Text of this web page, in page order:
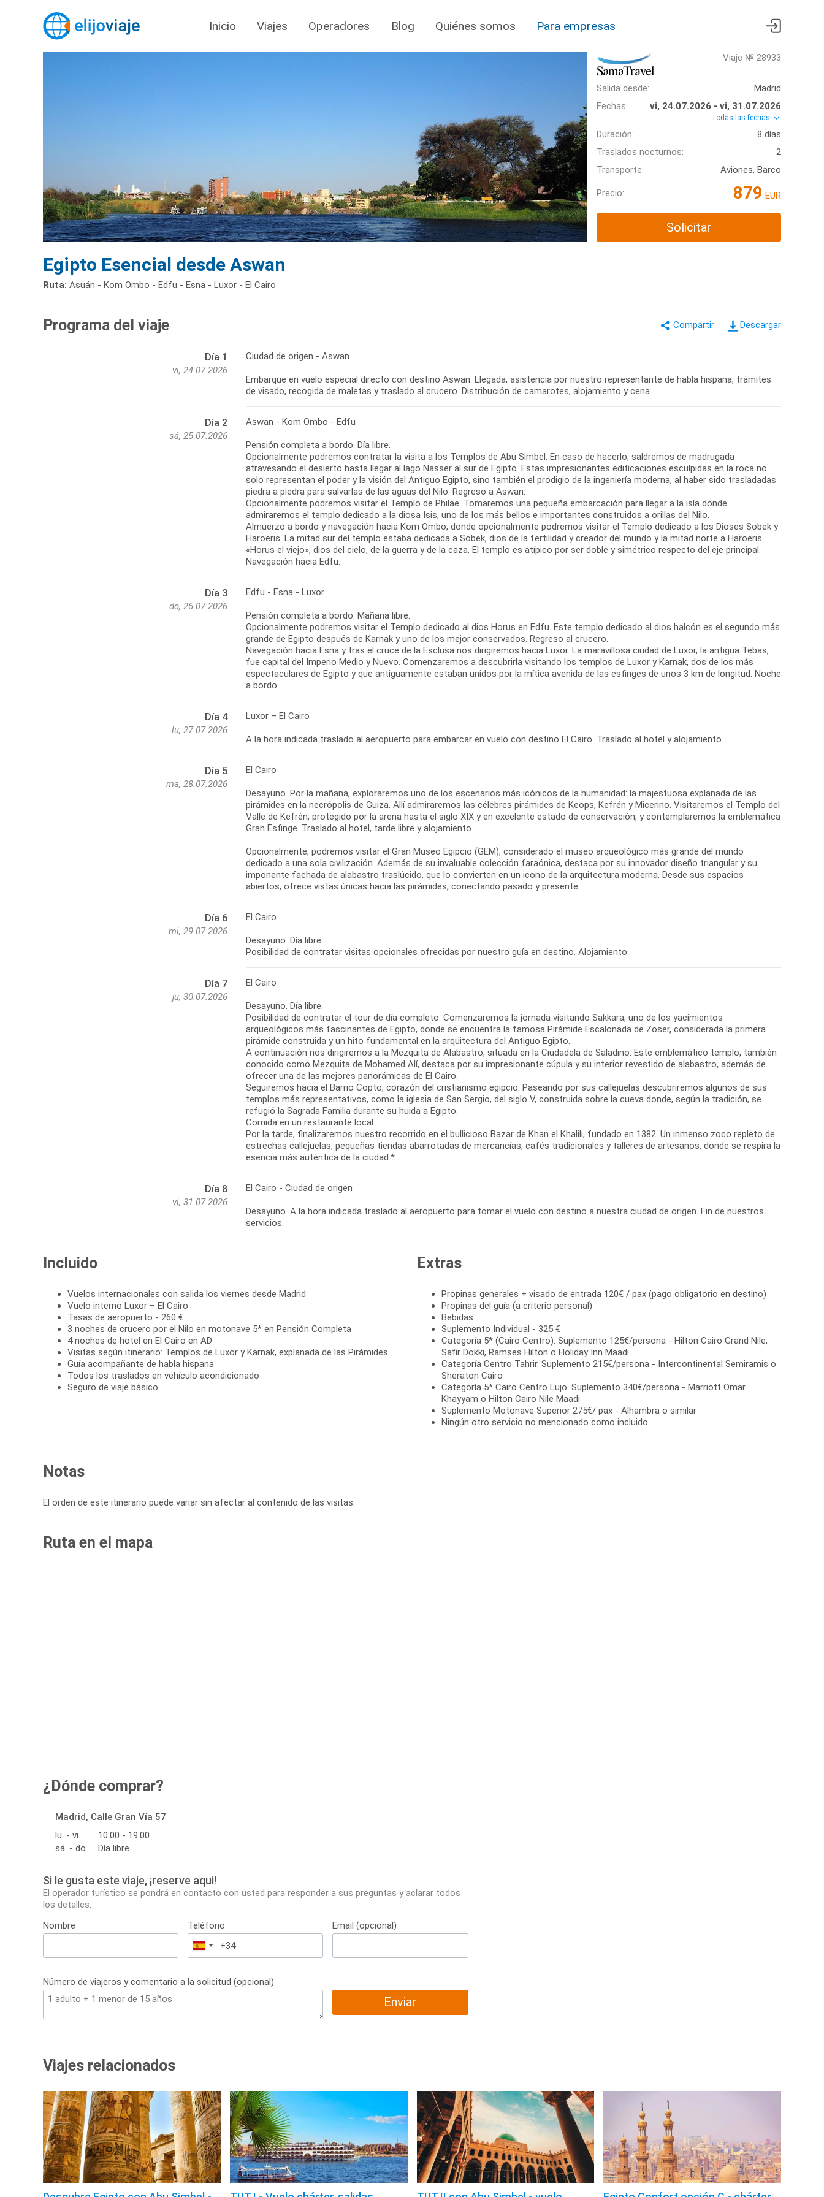
Inicio Viajes Operadores Blog Quiénes somos Para empresas
Viaje № 28933
Salida desde:
Madrid
Fechas:
vi, 24.07.2026 - vi, 31.07.2026
Todas las fechas
Duración:
8 días
Traslados nocturnos:
2
Transporte:
Aviones, Barco
Precio: 879 EUR
Solicitar
Egipto Esencial desde Aswan
Ruta: Asuán - Kom Ombo - Edfu - Esna - Luxor - El Cairo
Descargar
Programa del viaje
Día 1
vi, 24.07.2026
Ciudad de origen - Aswan
Embarque en vuelo especial directo con destino Aswan. Llegada, asistencia por nuestro representante de habla hispana, trámites
de visado, recogida de maletas y traslado al crucero. Distribución de camarotes, alojamiento y cena.
Día 2
sá, 25.07.2026
Aswan - Kom Ombo - Edfu
Pensión completa a bordo. Día libre.
Opcionalmente podremos contratar la visita a los Templos de Abu Simbel. En caso de hacerlo, saldremos de madrugada
atravesando el desierto hasta llegar al lago Nasser al sur de Egipto. Estas impresionantes edificaciones esculpidas en la roca no
solo representan el poder y la visión del Antiguo Egipto, sino también el prodigio de la ingeniería moderna, al haber sido trasladadas
piedra a piedra para salvarlas de las aguas del Nilo. Regreso a Aswan.
Opcionalmente podremos visitar el Templo de Philae. Tomaremos una pequeña embarcación para llegar a la isla donde
admiraremos el templo dedicado a la diosa Isis, uno de los más bellos e importantes construidos a orillas del Nilo.
Almuerzo a bordo y navegación hacia Kom Ombo, donde opcionalmente podremos visitar el Templo dedicado a los Dioses Sobek y
Haroeris. La mitad sur del templo estaba dedicada a Sobek, dios de la fertilidad y creador del mundo y la mitad norte a Haroeris
«Horus el viejo», dios del cielo, de la guerra y de la caza. El templo es atípico por ser doble y simétrico respecto del eje principal.
Navegación hacia Edfu.
Día 3
do, 26.07.2026
Edfu - Esna - Luxor
Pensión completa a bordo. Mañana libre.
Opcionalmente podremos visitar el Templo dedicado al dios Horus en Edfu. Este templo dedicado al dios halcón es el segundo más
grande de Egipto después de Karnak y uno de los mejor conservados. Regreso al crucero.
Navegación hacia Esna y tras el cruce de la Esclusa nos dirigiremos hacia Luxor. La maravillosa ciudad de Luxor, la antigua Tebas,
fue capital del Imperio Medio y Nuevo. Comenzaremos a descubrirla visitando los templos de Luxor y Karnak, dos de los más
espectaculares de Egipto y que antiguamente estaban unidos por la mítica avenida de las esfinges de unos 3 km de longitud. Noche
a bordo.
Día 4
lu, 27.07.2026
Luxor – El Cairo
A la hora indicada traslado al aeropuerto para embarcar en vuelo con destino El Cairo. Traslado al hotel y alojamiento.
Día 5
ma, 28.07.2026
El Cairo
Desayuno. Por la mañana, exploraremos uno de los escenarios más icónicos de la humanidad: la majestuosa explanada de las
pirámides en la necrópolis de Guiza. Allí admiraremos las célebres pirámides de Keops, Kefrén y Micerino. Visitaremos el Templo del
Valle de Kefrén, protegido por la arena hasta el siglo XIX y en excelente estado de conservación, y contemplaremos la emblemática
Gran Esfinge. Traslado al hotel, tarde libre y alojamiento.
Opcionalmente, podremos visitar el Gran Museo Egipcio (GEM), considerado el museo arqueológico más grande del mundo
dedicado a una sola civilización. Además de su invaluable colección faraónica, destaca por su innovador diseño triangular y su
imponente fachada de alabastro traslúcido, que lo convierten en un icono de la arquitectura moderna. Desde sus espacios
abiertos, ofrece vistas únicas hacia las pirámides, conectando pasado y presente.
Día 6
mi, 29.07.2026
El Cairo
Desayuno. Día libre.
Posibilidad de contratar visitas opcionales ofrecidas por nuestro guía en destino. Alojamiento.
Día 7
ju, 30.07.2026
El Cairo
Desayuno. Día libre.
Posibilidad de contratar el tour de día completo. Comenzaremos la jornada visitando Sakkara, uno de los yacimientos
arqueológicos más fascinantes de Egipto, donde se encuentra la famosa Pirámide Escalonada de Zoser, considerada la primera
pirámide construida y un hito fundamental en la arquitectura del Antiguo Egipto.
A continuación nos dirigiremos a la Mezquita de Alabastro, situada en la Ciudadela de Saladino. Este emblemático templo, también
conocido como Mezquita de Mohamed Alí, destaca por su impresionante cúpula y su interior revestido de alabastro, además de
ofrecer una de las mejores panorámicas de El Cairo.
Seguiremos hacia el Barrio Copto, corazón del cristianismo egipcio. Paseando por sus callejuelas descubriremos algunos de sus
templos más representativos, como la iglesia de San Sergio, del siglo V, construida sobre la cueva donde, según la tradición, se
refugió la Sagrada Familia durante su huida a Egipto.
Comida en un restaurante local.
Por la tarde, finalizaremos nuestro recorrido en el bullicioso Bazar de Khan el Khalili, fundado en 1382. Un inmenso zoco repleto de
estrechas callejuelas, pequeñas tiendas abarrotadas de mercancías, cafés tradicionales y talleres de artesanos, donde se respira la
esencia más auténtica de la ciudad.*
Día 8
vi, 31.07.2026
El Cairo - Ciudad de origen
Desayuno. A la hora indicada traslado al aeropuerto para tomar el vuelo con destino a nuestra ciudad de origen. Fin de nuestros
servicios.
Incluido
Vuelos internacionales con salida los viernes desde Madrid
Vuelo interno Luxor – El Cairo
Tasas de aeropuerto - 260 €
3 noches de crucero por el Nilo en motonave 5* en Pensión Completa
4 noches de hotel en El Cairo en AD
Visitas según itinerario: Templos de Luxor y Karnak, explanada de las Pirámides
Guía acompañante de habla hispana
Todos los traslados en vehículo acondicionado
Seguro de viaje básico
Extras
Propinas generales + visado de entrada 120€ / pax (pago obligatorio en destino)
Propinas del guía (a criterio personal)
Bebidas
Suplemento Individual - 325 €
Categoría 5* (Cairo Centro). Suplemento 125€/persona - Hilton Cairo Grand Nile,
Safir Dokki, Ramses Hilton o Holiday Inn Maadi
Categoría Centro Tahrir. Suplemento 215€/persona - Intercontinental Semiramis o
Sheraton Cairo
Categoría 5* Cairo Centro Lujo. Suplemento 340€/persona - Marriott Omar
Khayyam o Hilton Cairo Nile Maadi
Suplemento Motonave Superior 275€/ pax - Alhambra o similar
Ningún otro servicio no mencionado como incluido
Notas
El orden de este itinerario puede variar sin afectar al contenido de las visitas.
Ruta en el mapa
¿Dónde comprar?
Madrid, Calle Gran Vía 57
lu. - vi.
10:00 - 19:00
sá. - do.
Día libre
Si le gusta este viaje, ¡reserve aqui!
El operador turístico se pondrá en contacto con usted para responder a sus preguntas y aclarar todos
los detalles.
Nombre
Teléfono
España
+34
Email (opcional)
Número de viajeros y comentario a la solicitud (opcional)
Enviar
Viajes relacionados